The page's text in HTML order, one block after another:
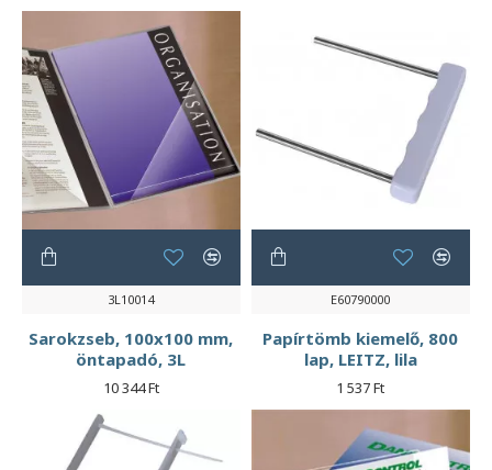
3L10014
Sarokzseb, 100x100 mm,
öntapadó, 3L
10 344 Ft
E60790000
Papírtömb kiemelő, 800
lap, LEITZ, lila
1 537 Ft